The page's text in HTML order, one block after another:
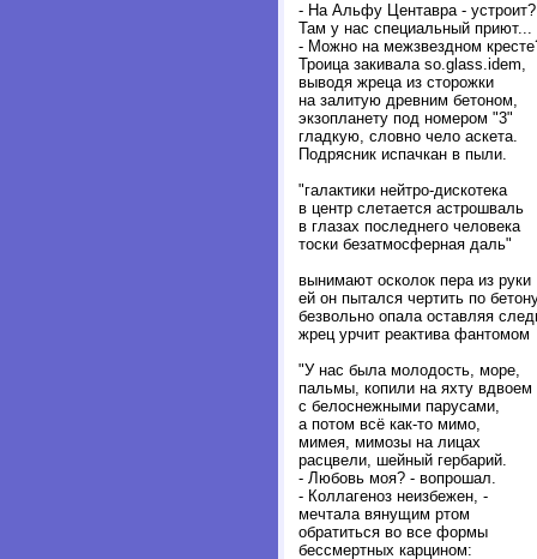
- На Альфу Центавра - устроит?
Там у нас специальный приют...
- Можно на межзвездном
Троица закивала so.glass.idem,
выводя жреца из сторожки
на залитую древним бетоном,
экзопланету под номером "3"
гладкую, словно чело аскета.
Подрясник испачкан в пыли.
"галактики нейтро-дискотека
в центр слетается астрошваль
в глазах последнего человека
тоски безатмосферная даль"
вынимают осколок пера из руки
ей он пытался чертить по
безвольно опала оставляя
жрец урчит реактива фантомом
"У нас была молодость, море,
пальмы, копили на яхту вдвоем
с белоснежными парусами,
а потом всё как-то мимо,
мимея, мимозы на лицах
расцвели, шейный гербарий.
- Любовь моя? - вопрошал.
- Коллагеноз неизбежен, -
мечтала вянущим ртом
обратиться во все формы
бессмертных карцином: